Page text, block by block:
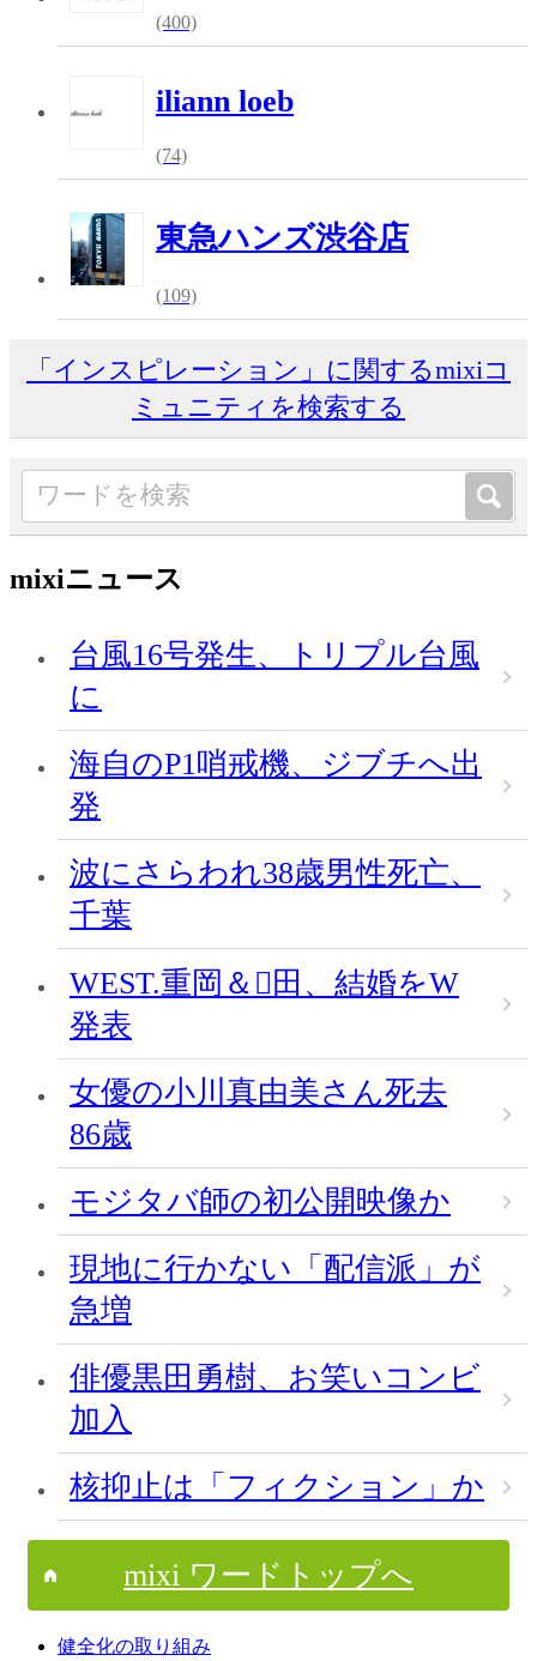
(400)
iliann loeb
(74)
東急ハンズ渋谷店
(109)
「インスピレーション」に関するmixiコ
ミュニティを検索する
mixiニュース
台風16号発生、トリプル台風
に
海自のP1哨戒機、ジブチへ出
発
波にさらわれ38歳男性死亡、
千葉
WEST.重岡＆田、結婚をW
発表
女優の小川真由美さん死去
86歳
モジタバ師の初公開映像か
現地に行かない「配信派」が
急増
俳優黒田勇樹、お笑いコンビ
加入
核抑止は「フィクション」か
mixi ワードトップへ
健全化の取り組み